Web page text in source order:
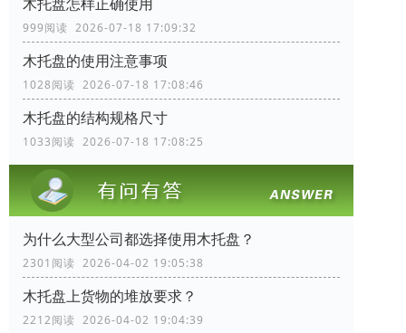
999阅读 2026-07-18 17:09:32
木托盘的使用注意事项
1028阅读 2026-07-18 17:08:46
木托盘的结构规格尺寸
1033阅读 2026-07-18 17:08:25
为什么大型公司都选择使用木托盘？
2301阅读 2026-04-02 19:05:38
木托盘上货物的堆放要求？
2212阅读 2026-04-02 19:04:39